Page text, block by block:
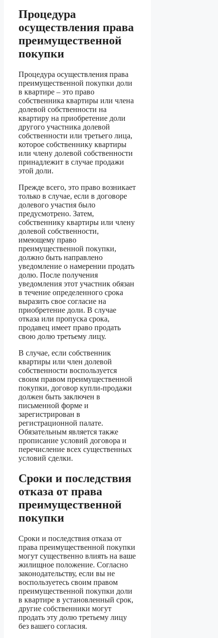
Процедура
осуществления права
преимущественной
покупки
Процедура осуществления права
преимущественной покупки доли
в квартире – это право
собственника квартиры или члена
долевой собственности на
квартиру на приобретение доли
другого участника долевой
собственности или третьего лица,
которое собственнику квартиры
или члену долевой собственности
принадлежит в случае продажи
этой доли.
Прежде всего, это право возникает
только в случае, если в договоре
долевого участия было
предусмотрено. Затем,
собственнику квартиры или члену
долевой собственности,
имеющему право
преимущественной покупки,
должно быть направлено
уведомление о намерении продать
долю. После получения
уведомления этот участник обязан
в течение определенного срока
выразить свое согласие на
приобретение доли. В случае
отказа или пропуска срока,
продавец имеет право продать
свою долю третьему лицу.
В случае, если собственник
квартиры или член долевой
собственности воспользуется
своим правом преимущественной
покупки, договор купли-продажи
должен быть заключен в
письменной форме и
зарегистрирован в
регистрационной палате.
Обязательным является также
прописание условий договора и
перечисление всех существенных
условий сделки.
Сроки и последствия
отказа от права
преимущественной
покупки
Сроки и последствия отказа от
права преимущественной покупки
могут существенно влиять на ваше
жилищное положение. Согласно
законодательству, если вы не
воспользуетесь своим правом
преимущественной покупки доли
в квартире в установленный срок,
другие собственники могут
продать эту долю третьему лицу
без вашего согласия.